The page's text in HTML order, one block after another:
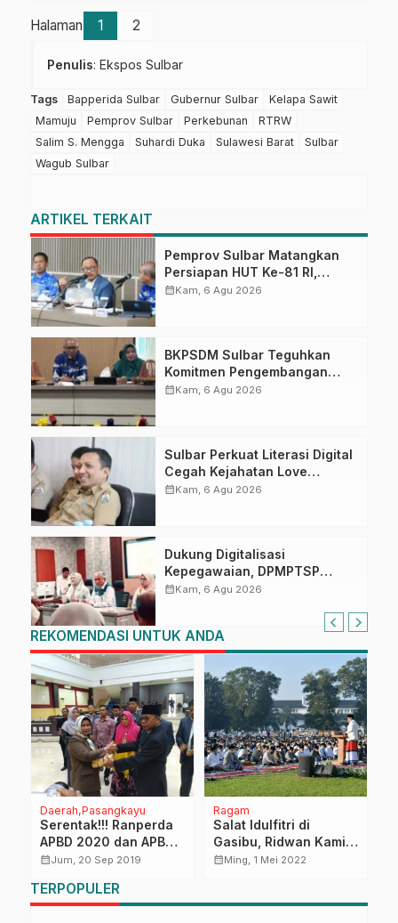
Halaman 1 2
Penulis: Ekspos Sulbar
Tags Bapperida Sulbar Gubernur Sulbar
Kelapa Sawit
Mamuju
Pemprov Sulbar Perkebunan
RTRW
Salim S. Mengga
Suhardi Duka Sulawesi Barat
Sulbar
Wagub Sulbar
ARTIKEL TERKAIT
Pemprov Sulbar Matangkan
Persiapan HUT Ke-81 RI,
Puncak Upacara di Lapangan
calendar_monthKam, 6 Agu 2026
BKPSDM Sulbar Teguhkan
Komitmen Pengembangan
Kompetensi ASN melalui
calendar_monthKam, 6 Agu 2026
Sulbar Perkuat Literasi Digital
Cegah Kejahatan Love
Scamming
calendar_monthKam, 6 Agu 2026
Dukung Digitalisasi
Kepegawaian, DPMPTSP
Sulbar Siap Terapkan Aplikasi
calendar_monthKam, 6 Agu 2026
REKOMENDASI UNTUK ANDA
Daerah Pasangkayu
Serentak!!! Ranperda
APBD 2020 dan APBDP
2019 Diserahkan
DPRD
calendar_monthJum, 20 Sep 2019
Ragam
Salat Idulfitri di
Gasibu, Ridwan Kamil:
Meraih Kemenangan
calendar_monthMing, 1 Mei 2022
TERPOPULER